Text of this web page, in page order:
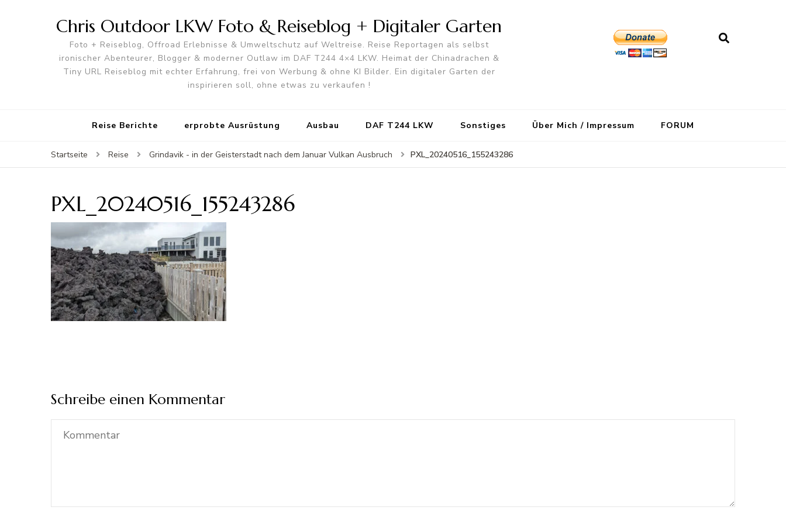
Chris Outdoor LKW Foto & Reiseblog + Digitaler Garten
Foto + Reiseblog, Offroad Erlebnisse & Umweltschutz auf Weltreise. Reise Reportagen als selbst
ironischer Abenteurer, Blogger & moderner Outlaw im DAF T244 4×4 LKW. Heimat der Chinadrachen &
Tiny URL Reiseblog mit echter Erfahrung, frei von Werbung & ohne KI Bilder. Ein digitaler Garten der
inspirieren soll, ohne etwas zu verkaufen !
Reise Berichte erprobte Ausrüstung Ausbau DAF T244 LKW Sonstiges Über Mich / Impressum FORUM
Startseite Reise Grindavik - in der Geisterstadt nach dem Januar Vulkan Ausbruch PXL_20240516_155243286
PXL_20240516_155243286
Schreibe einen Kommentar